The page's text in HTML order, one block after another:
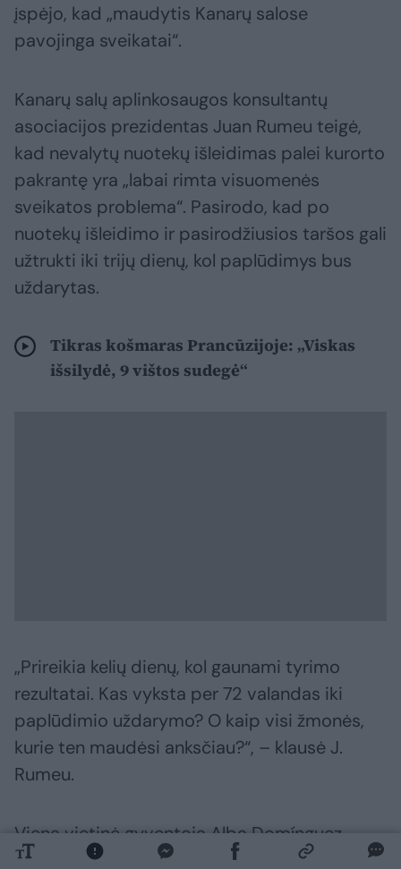
įspėjo, kad „maudytis Kanarų salose
pavojinga sveikatai“.
Kanarų salų aplinkosaugos konsultantų
asociacijos prezidentas Juan Rumeu teigė,
kad nevalytų nuotekų išleidimas palei kurorto
pakrantę yra „labai rimta visuomenės
sveikatos problema“. Pasirodo, kad po
nuotekų išleidimo ir pasirodžiusios taršos gali
užtrukti iki trijų dienų, kol paplūdimys bus
uždarytas.
Tikras košmaras Prancūzijoje: „Viskas
išsilydė, 9 vištos sudegė“
„Prireikia kelių dienų, kol gaunami tyrimo
rezultatai. Kas vyksta per 72 valandas iki
paplūdimio uždarymo? O kaip visi žmonės,
kurie ten maudėsi anksčiau?“, – klausė J.
Rumeu.
Viena vietinė gyventoja Alba Domínguez
laikraščiui „El Diario“ pasakojo, kad vis